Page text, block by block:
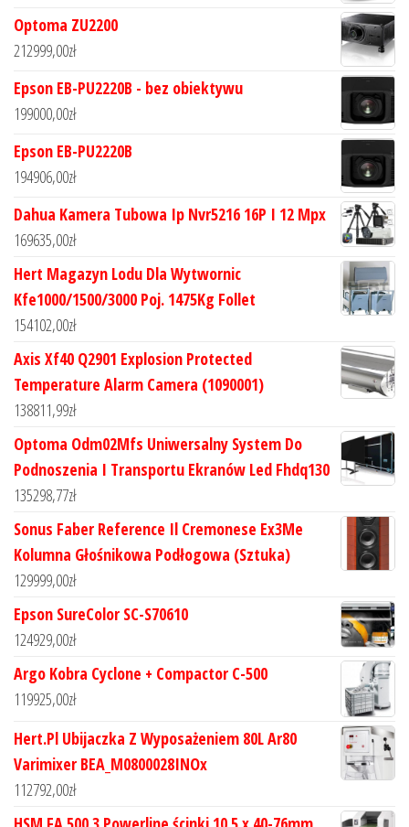
Optoma ZU2200
212999,00zł
Epson EB-PU2220B - bez obiektywu
199000,00zł
Epson EB-PU2220B
194906,00zł
Dahua Kamera Tubowa Ip Nvr5216 16P I 12 Mpx
169635,00zł
Hert Magazyn Lodu Dla Wytwornic
Kfe1000/1500/3000 Poj. 1475Kg Follet
154102,00zł
Axis Xf40 Q2901 Explosion Protected
Temperature Alarm Camera (1090001)
138811,99zł
Optoma Odm02Mfs Uniwersalny System Do
Podnoszenia I Transportu Ekranów Led Fhdq130
135298,77zł
Sonus Faber Reference Il Cremonese Ex3Me
Kolumna Głośnikowa Podłogowa (Sztuka)
129999,00zł
Epson SureColor SC-S70610
124929,00zł
Argo Kobra Cyclone + Compactor C-500
119925,00zł
Hert.Pl Ubijaczka Z Wyposażeniem 80L Ar80
Varimixer BEA_M0800028INOx
112792,00zł